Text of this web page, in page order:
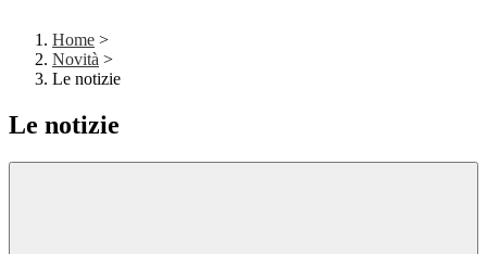
Home >
Novità >
Le notizie
Le notizie